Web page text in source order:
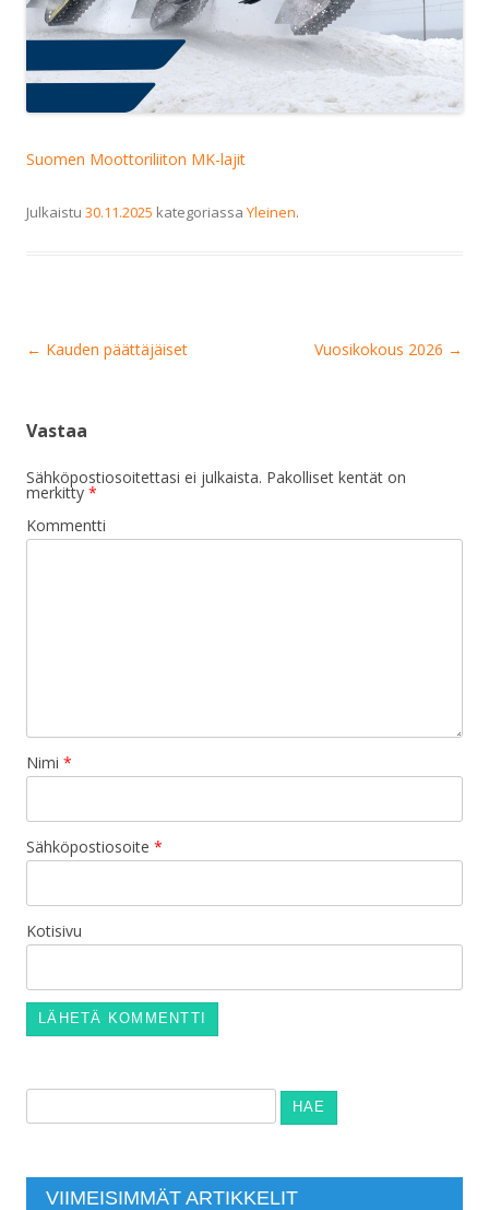
Suomen Moottoriliiton MK-lajit
Julkaistu 30.11.2025 kategoriassa Yleinen.
Artikkelien
← Kauden päättäjäiset Vuosikokous 2026 →
Vastaa
Sähköpostiosoitettasi ei julkaista. Pakolliset kentät on
merkitty *
Kommentti
Nimi *
Sähköpostiosoite *
Kotisivu
VIIMEISIMMÄT ARTIKKELIT